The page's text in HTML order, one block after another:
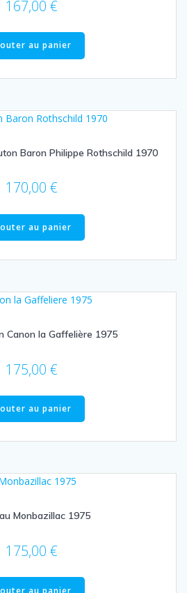
167,00 €
au panier
Baron Philippe Rothschild 1970
170,00 €
au panier
Canon la Gaffelière 1975
175,00 €
au panier
Monbazillac 1975
175,00 €
au panier